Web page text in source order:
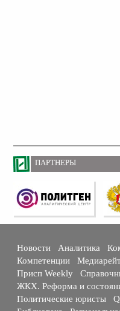
ПАРТНЕРЫ
Новости Аналитика
Компетенции
Присп Weekly
ЖКХ. Реформа и
Политические юристы